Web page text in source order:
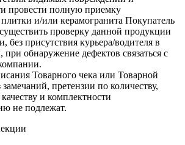
провести полную приемку
и/или керамогранита Покупатель
проверку данной продукции
без присутствия курьера/водителя в
при обнаружение дефектов связаться с
Товарного чека или Товарной
претензии по количеству,
и комплектности
не подлежат.